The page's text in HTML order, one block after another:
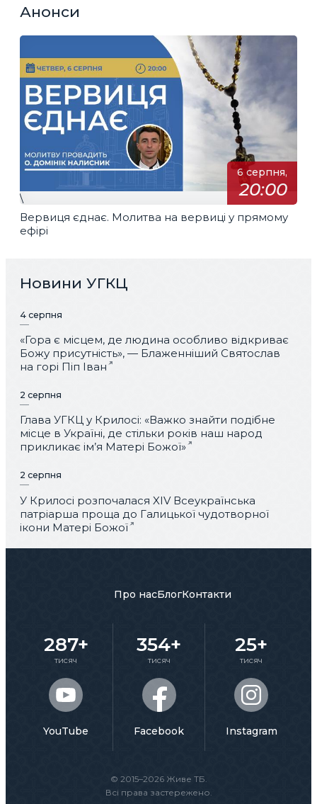
Анонси
6 серпня,
20:00
\
Вервиця єднає. Молитва на вервиці у прямому
ефірі
Новини УГКЦ
4 серпня
«Гора є місцем, де людина особливо відкриває
Божу присутність», — Блаженніший Святослав
на горі Піп Іван
2 серпня
Глава УГКЦ у Крилосі: «Важко знайти подібне
місце в Україні, де стільки років наш народ
прикликає ім’я Матері Божої»
2 серпня
У Крилосі розпочалася XIV Всеукраїнська
патріарша проща до Галицької чудотворної
ікони Матері Божої
© 2015–2026 Живе ТБ.
Всі права застережено.
Про насБлогКонтакти
287+
тисяч
YouTube
354+
тисяч
Facebook
25+
тисяч
Instagram